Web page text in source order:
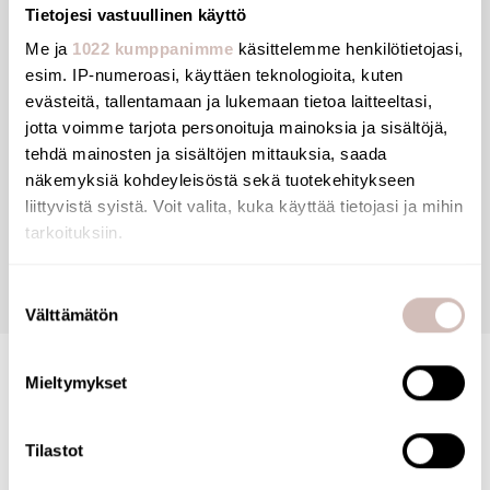
Tietojesi vastuullinen käyttö
Me ja 1022 kumppanimme käsittelemme henkilötietojasi,
esim. IP-numeroasi, käyttäen teknologioita, kuten
evästeitä, tallentamaan ja lukemaan tietoa laitteeltasi,
jotta voimme tarjota personoituja mainoksia ja sisältöjä,
tehdä mainosten ja sisältöjen mittauksia, saada
näkemyksiä kohdeyleisöstä sekä tuotekehitykseen
liittyvistä syistä. Voit valita, kuka käyttää tietojasi ja mihin
tarkoituksiin.
Kerätä tietoja maantieteellisestä sijainnistasi,
Tunnistaa laitteesi skannaamalla sen ominaispiirteitä
aktiivisesti (sormenjäljen muodostaminen)
voit määrittää asetuksesi
. Voit muuttaa
valinta
Välttämätön
Mieltymykset
Tilastot
View products
FINNISH ONLINE SHOP